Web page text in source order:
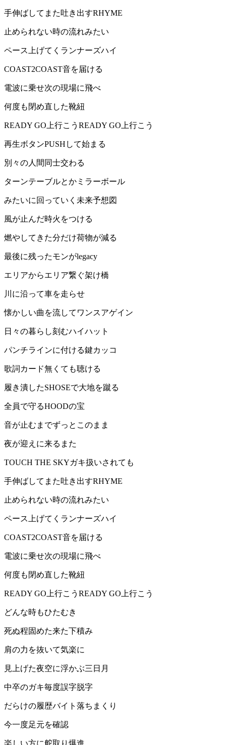
手伸ばしてまた吐き出すRHYME
止められない時の流れみたい
ペース上げてくランナーズハイ
COAST2COAST音を届ける
電波に乗せ次の現場に飛べ
何度も閉め直した靴紐
READY GO上行こうREADY GO上行こう
再生ボタンPUSHして始まる
別々の人間同士交わる
ターンテーブルとかミラーボール
みたいに回っていく未来予想図
風が止んだ時火をつける
燃やしてきた分だけ荷物が減る
最後に残ったモンがlegacy
エリアからエリア繋ぐ架け橋
川に沿って車を走らせ
懐かしい曲を流してワンスアゲイン
日々の暮らし刻むハイハット
パンチラインに付ける鍵カッコ
歌詞カード無くても聴ける
履き潰したSHOSEで大地を蹴る
全員で守るHOODの宝
音が止むまでずっとこのまま
夜が迎えに来るまた
TOUCH THE SKYガキ扱いされても
手伸ばしてまた吐き出すRHYME
止められない時の流れみたい
ペース上げてくランナーズハイ
COAST2COAST音を届ける
電波に乗せ次の現場に飛べ
何度も閉め直した靴紐
READY GO上行こうREADY GO上行こう
どんな時もひたむき
死ぬ程固めた来た下積み
肩の力を抜いて気楽に
見上げた夜空に浮かぶ三日月
中卒のガキ毎度誤字脱字
だらけの履歴バイト落ちまくり
今一度足元を確認